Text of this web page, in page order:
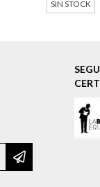
SIN STOCK